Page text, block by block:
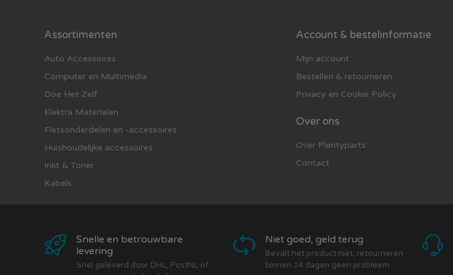
Assortimenten
Auto Accessoires
Computer en Multimedia
Doe Het Zelf
Elektra Materialen
Fietsonderdelen en -accessoires
Huishoudelijke accessoires
Inkt & Toner
Kabels
Account & bestelinformatie
Mijn account
Bestellen & retourneren
Privacy en Cookie Policy
Over ons
Over Plentyparts
Contact
Snelle en betrouwbare
levering
Snel geleverd door DHL, PostNL of
Niet goed, geld terug
Bevalt het product niet, retourneren
binnen 14 dagen geen probleem